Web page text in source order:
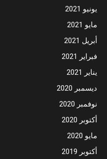
يونيو 2021
مايو 2021
أبريل 2021
فبراير 2021
يناير 2021
ديسمبر 2020
نوفمبر 2020
أكتوبر 2020
مايو 2020
أكتوبر 2019